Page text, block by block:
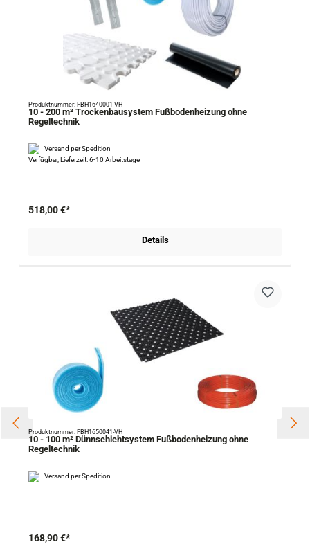
Produktnummer: FBH1640001-VH
10 - 200 m² Trockenbausystem Fußbodenheizung ohne
Regeltechnik
Versand per Spedition
Verfügbar, Lieferzeit: 6-10 Arbeitstage
518,00 €*
Details
Produktnummer: FBH1650041-VH
10 - 100 m² Dünnschichtsystem Fußbodenheizung ohne
Regeltechnik
Versand per Spedition
168,90 €*